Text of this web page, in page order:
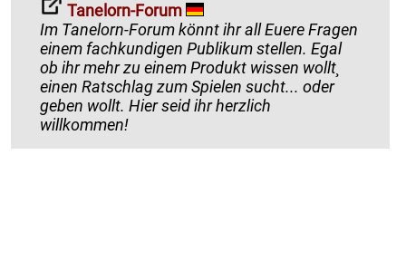
Tanelorn-Forum
Im Tanelorn-Forum könnt ihr all Euere Fragen
einem fachkundigen Publikum stellen. Egal
ob ihr mehr zu einem Produkt wissen wollt¸
einen Ratschlag zum Spielen sucht... oder
geben wollt. Hier seid ihr herzlich
willkommen!